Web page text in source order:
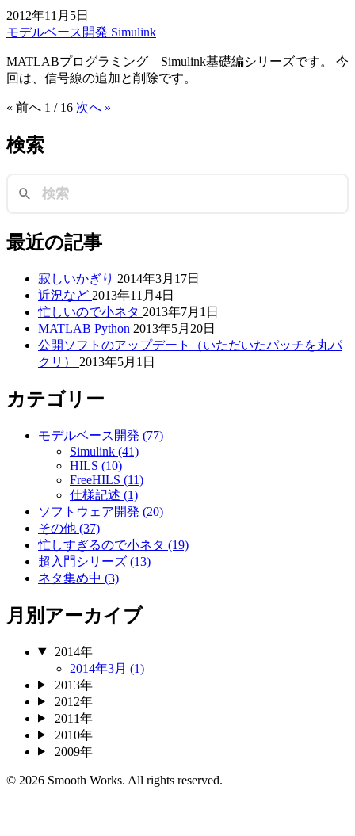
2012年11月5日
モデルベース開発 Simulink
MATLABプログラミング Simulink基礎編シリーズです。 今
回は、信号線の追加と削除です。
« 前へ 1 / 16 次へ »
検索
最近の記事
寂しいかぎり 2014年3月17日
近況など 2013年11月4日
忙しいので小ネタ 2013年7月1日
MATLAB Python 2013年5月20日
公開ソフトのアップデート（いただいたパッチを丸パ
クリ） 2013年5月1日
カテゴリー
モデルベース開発 (77)
Simulink (41)
HILS (10)
FreeHILS (11)
仕様記述 (1)
ソフトウェア開発 (20)
その他 (37)
忙しすぎるので小ネタ (19)
超入門シリーズ (13)
ネタ集め中 (3)
月別アーカイブ
2014年
2014年3月 (1)
2013年
2012年
2011年
2010年
2009年
© 2026 Smooth Works. All rights reserved.